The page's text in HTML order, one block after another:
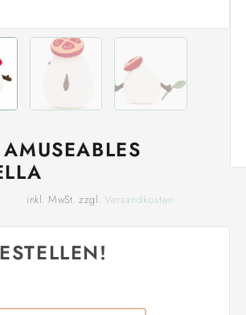
AMUSEABLES
inkl. MwSt. zzgl.Versandkosten